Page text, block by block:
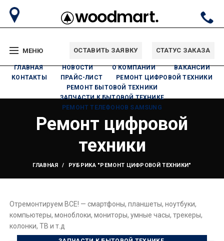
МЕНЮ ОСТАВИТЬ ЗАЯВКУ СТАТУС ЗАКАЗА
ГЛАВНАЯ НОВОСТИ О КОМПАНИИ
ВАКАНСИИ
КОНТАКТЫ
ПРАЙС-ЛИСТ
РЕМОНТ ЦИФРОВОЙ ТЕХНИКИ
РЕМОНТ БЫТОВОЙ ТЕХНИКИ
ЗАПЧАСТИ К БЫТОВОЙ ТЕХНИКЕ
РЕМОНТ ТЕЛЕФОНОВ SAMSUNG
Ремонт цифровой
техники
ГЛАВНАЯ РУБРИКА "РЕМОНТ ЦИФРОВОЙ ТЕХНИКИ"
Отремонтируем ВСЕ! — смартфоны, планшеты, ноутбуки,
компьютеры, моноблоки, мониторы, умные часы, трекеры,
колонки, ТВ и т.д